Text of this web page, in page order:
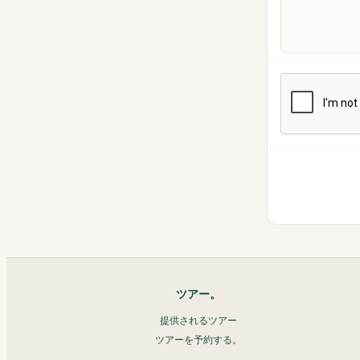
ツアー。
提供されるツアー
ツアーを予約する。